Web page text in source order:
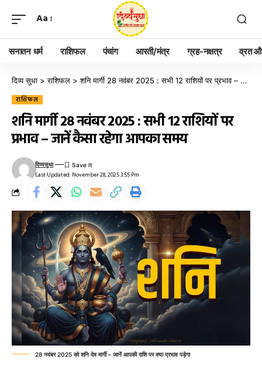
Aa
सनातन धर्म राशिफल पंचांग आरती/मंत्र ग्रह-नक्षत्र व्रत
दिव्य सुधा >राशिफल >शनि मार्गी 28 नवंबर 2025 : सभी 12 राशियों पर प्रभाव – जानें कैसा रहेगा आपका समय
राशिफल
शनि मार्गी 28 नवंबर 2025 : सभी 12 राशियों पर
प्रभाव – जानें कैसा रहेगा आपका समय
Last Updated: November 28, 2025 3:55 Pm
दिव्यसुधा
28 नवंबर 2025 को शनि देव मार्गी – जानें आपकी राशि पर क्या प्रभाव पड़ेगा